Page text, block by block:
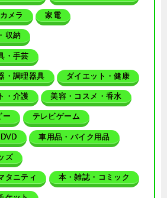
メラ 家電
収納
・手芸
・調理器具 ダイエット・健康
・介護 美容・コスメ・香水
ー テレビゲーム
車用品・バイク用品
ズ
タニティ 本・雑誌・コミック